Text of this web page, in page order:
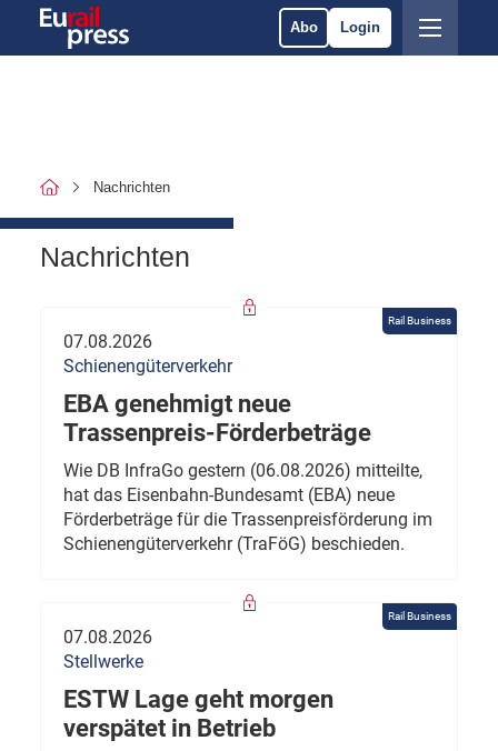
Abo Login
Nachrichten
Nachrichten
Rail Business
07.08.2026
Schienengüterverkehr
EBA genehmigt neue
Trassenpreis-Förderbeträge
Wie DB InfraGo gestern (06.08.2026) mitteilte,
hat das Eisenbahn-Bundesamt (EBA) neue
Förderbeträge für die Trassenpreisförderung im
Schienengüterverkehr (TraFöG) beschieden.
Rail Business
07.08.2026
Stellwerke
ESTW Lage geht morgen
verspätet in Betrieb